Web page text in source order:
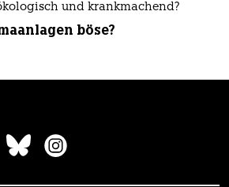
und krankmachend?
böse?